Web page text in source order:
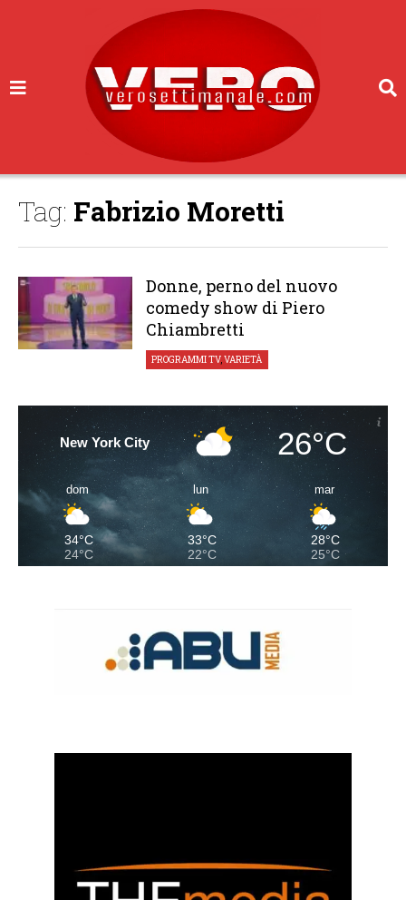
Tag: Fabrizio Moretti
Donne, perno del nuovo
comedy show di Piero
Chiambretti
PROGRAMMI TV,VARIETÀ
New York City 26°C
dom
34°C
24°C
lun
33°C
22°C
mar
28°C
25°C